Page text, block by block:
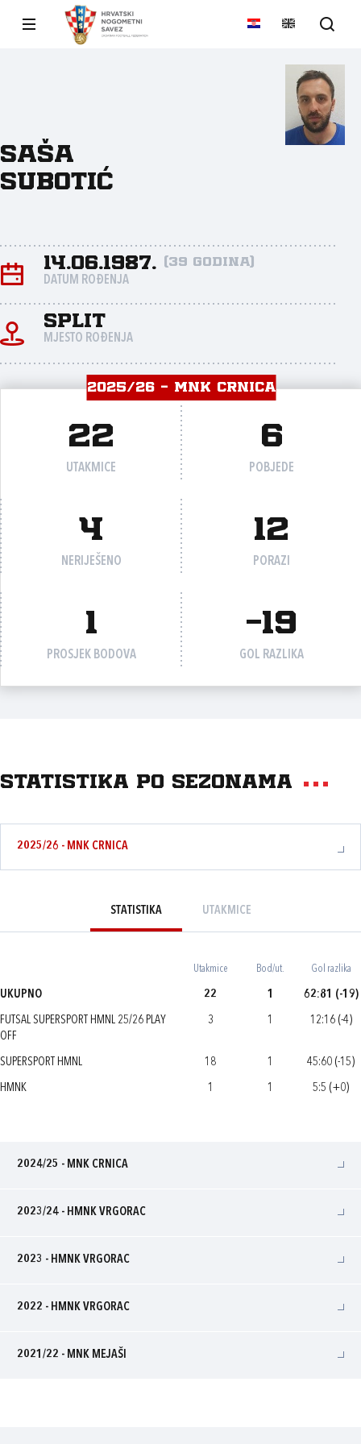
Saša
Subotić
14.06.1987. (39 godina)
DATUM ROĐENJA
Split
MJESTO ROĐENJA
2025/26 - MNK CRNICA
22
UTAKMICE
6
POBJEDE
4
NERIJEŠENO
12
PORAZI
1
PROSJEK BODOVA
-19
GOL RAZLIKA
Statistika po sezonama
2025/26 - MNK CRNICA
STATISTIKA UTAKMICE
Utakmice Bod/ut. Gol razlika
UKUPNO 22 1 62:81 (-19)
FUTSAL SUPERSPORT HMNL 25/26 PLAY
OFF
3 1 12:16 (-4)
SUPERSPORT HMNL 18 1 45:60 (-15)
HMNK 1 1 5:5 (+0)
2024/25 - MNK CRNICA
2023/24 - HMNK VRGORAC
2023 - HMNK VRGORAC
2022 - HMNK VRGORAC
2021/22 - MNK MEJAŠI